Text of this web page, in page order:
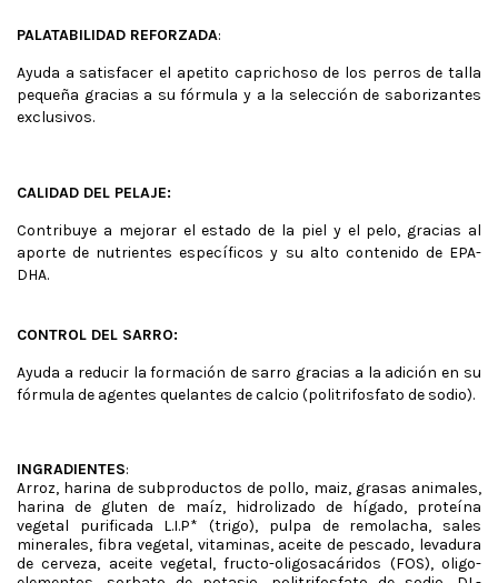
PALATABILIDAD REFORZADA:
Ayuda a satisfacer el apetito caprichoso de los perros de talla
pequeña gracias a su fórmula y a la selección de saborizantes
exclusivos.
CALIDAD DEL PELAJE:
Contribuye a mejorar el estado de la piel y el pelo, gracias al
aporte de nutrientes específicos y su alto contenido de EPA-
DHA.
CONTROL DEL SARRO:
Ayuda a reducir la formación de sarro gracias a la adición en su
fórmula de agentes quelantes de calcio (politrifosfato de sodio).
INGRADIENTES:
Arroz, harina de subproductos de pollo, maiz, grasas animales,
harina de gluten de maíz, hidrolizado de hígado, proteína
vegetal purificada L.I.P* (trigo), pulpa de remolacha, sales
minerales, fibra vegetal, vitaminas, aceite de pescado, levadura
de cerveza, aceite vegetal, fructo-oligosacáridos (FOS), oligo-